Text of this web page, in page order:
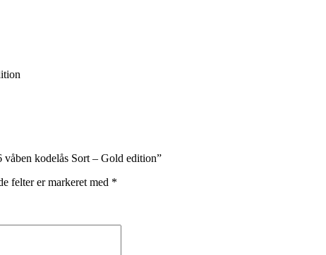
kodelås Sort – Gold edition”
felter er markeret med *